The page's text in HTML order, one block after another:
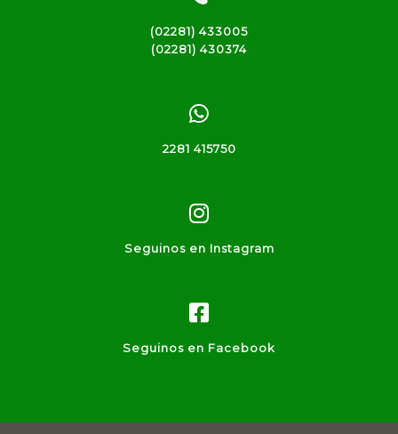
(02281) 433005
(02281) 430374
2281 415750
Seguinos en Instagram
Seguinos en Facebook